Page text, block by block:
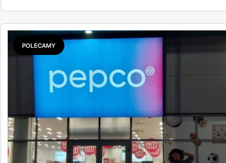
Zebrałam to, co naprawdę warto rozważyć na ten sezon
— dla czworonoga w domu i dla całej rodziny nad wodą.
POLECAMY